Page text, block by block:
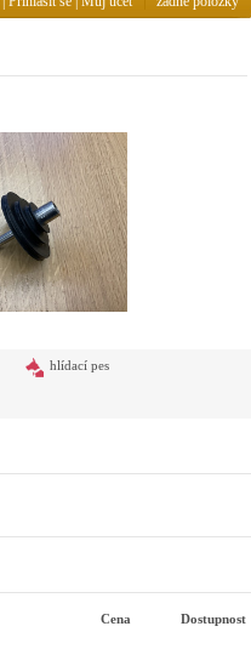
hlídací pes
Cena Dostupnost